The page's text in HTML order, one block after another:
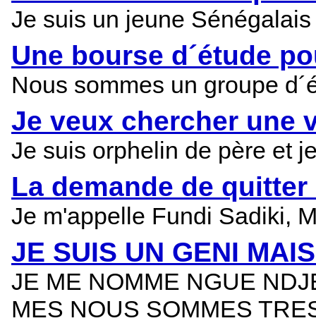
Je suis un jeune
Une bourse d´étude
Nous sommes un groupe
Je veux chercher une
Je suis orphelin de père et
La demande de
Je m'appelle Fundi Sadiki,
JE SUIS UN GENI
JE ME NOMME NGUE
MES NOUS SOMMES